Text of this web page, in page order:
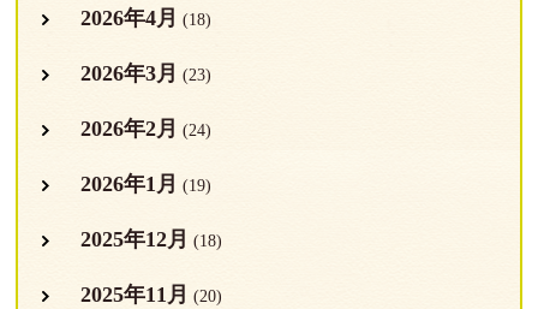
2026年4月 (18)
2026年3月 (23)
2026年2月 (24)
2026年1月 (19)
2025年12月 (18)
2025年11月 (20)